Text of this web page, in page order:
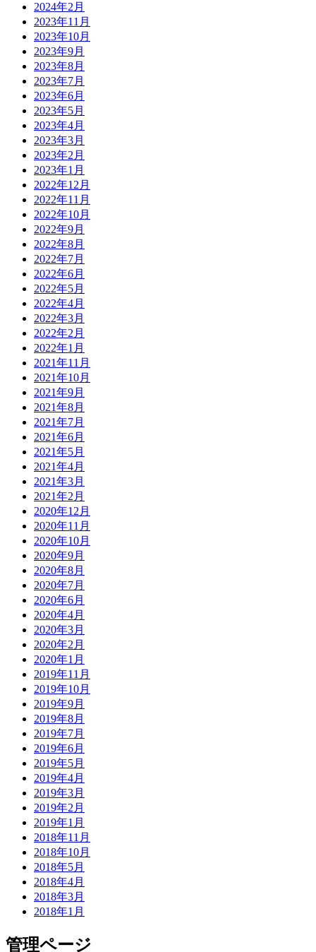
2024年2月
2023年11月
2023年10月
2023年9月
2023年8月
2023年7月
2023年6月
2023年5月
2023年4月
2023年3月
2023年2月
2023年1月
2022年12月
2022年11月
2022年10月
2022年9月
2022年8月
2022年7月
2022年6月
2022年5月
2022年4月
2022年3月
2022年2月
2022年1月
2021年11月
2021年10月
2021年9月
2021年8月
2021年7月
2021年6月
2021年5月
2021年4月
2021年3月
2021年2月
2020年12月
2020年11月
2020年10月
2020年9月
2020年8月
2020年7月
2020年6月
2020年4月
2020年3月
2020年2月
2020年1月
2019年11月
2019年10月
2019年9月
2019年8月
2019年7月
2019年6月
2019年5月
2019年4月
2019年3月
2019年2月
2019年1月
2018年11月
2018年10月
2018年5月
2018年4月
2018年3月
2018年1月
管理ページ